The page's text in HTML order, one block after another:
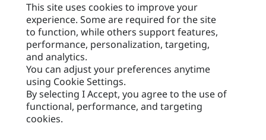
Moje Preferencje Marketingowe
Site Map
Cookie Settings
Legal
Privacy
This site uses cookies to improve your
experience. Some are required for the site
to function, while others support features,
performance, personalization, targeting,
and analytics.
You can adjust your preferences anytime
using Cookie Settings.
By selecting I Accept, you agree to the use of
functional, performance, and targeting
cookies.